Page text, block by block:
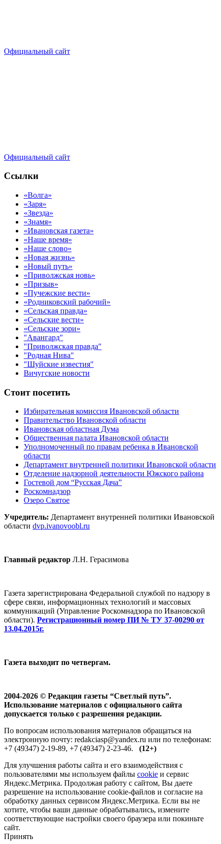
Официальный сайт
Официальный сайт
Ссылки
«Волга»
«Заря»
«Звезда»
«Знамя»
«Ивановская газета»
«Наше время»
«Наше слово»
«Новая жизнь»
«Новый путь»
«Приволжская новь»
«Призыв»
«Пучежские вести»
«Родниковский рабочий»
«Сельская правда»
«Сельские вести»
«Сельские зори»
"Авангард"
"Приволжская правда"
"Родная Нива"
"Шуйские известия"
Вичугские новости
Стоит посетить
Избирательная комиссия Ивановской области
Правительство Ивановской области
Ивановская областная Дума
Общественная палата Ивановской области
Уполномоченный по правам ребенка в Ивановской
области
Департамент внутренней политики Ивановской области
Отделение надзорной деятельности Южского района
Гостевой дом “Русская Дача”
Роскомнадзор
Озеро Святое
Учредитель: Департамент внутренней политики Ивановской
области dvp.ivanovoobl.ru
Главный редактор Л.Н. Герасимова
Газета зарегистрирована Федеральной службой по надзору в
сфере связи, информационных технологий и массовых
коммуникаций (Управление Роскомнадзора по Ивановской
области). Регистрационный номер ПИ № ТУ 37-00290 от
13.04.2015г.
Газета выходит по четвергам.
2004-2026 © Редакция газеты “Светлый путь”.
Использование материалов с официального сайта
допускается только с разрешения редакции.
По вопросам использования материалов обращаться на
электронную почту: redakciasp@yandex.ru или по телефонам:
+7 (49347) 2-19-89, +7 (49347) 2-23-46. (12+)
Для улучшения работы сайта и его взаимодействия с
пользователями мы используем файлы cookie и сервис
Яндекс.Метрика. Продолжая работу с сайтом, Вы даете
разрешение на использование cookie-файлов и согласие на
обработку данных сервисом Яндекс.Метрика. Если вы не
хотите, чтобы ваши данные обрабатывались, измените
соответствующие настройки своего браузера или покиньте
сайт.
Принять